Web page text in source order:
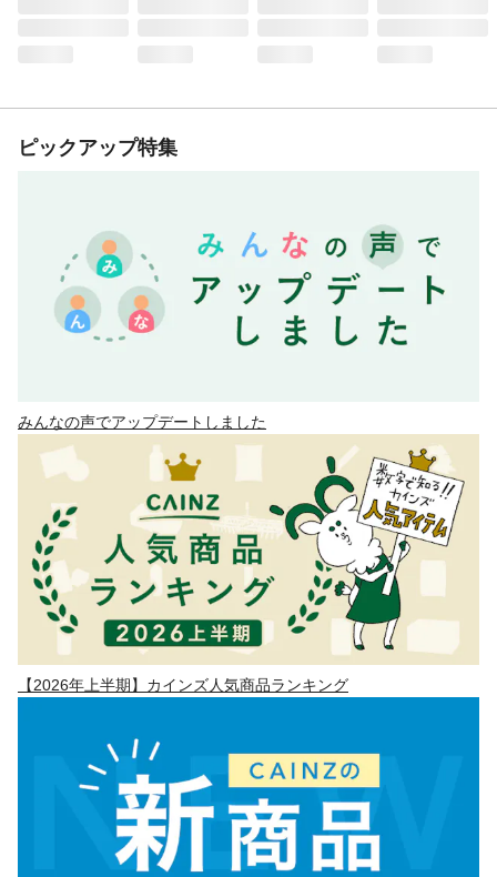
ピックアップ特集
みんなの声でアップデートしました
【2026年上半期】カインズ人気商品ランキング